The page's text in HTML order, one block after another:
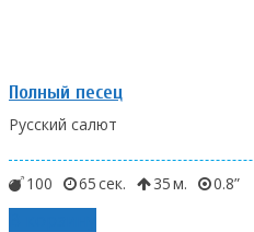
Полный песец
Русский салют
100 65 35 0.8